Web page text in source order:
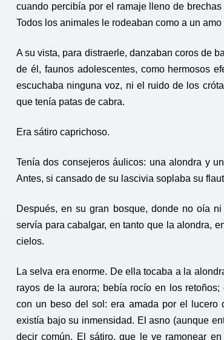
cuando percibía por el ramaje lleno de
Todos los animales le rodeaban como a un
A su vista, para distraerle, danzaban coros de
de él, faunos adolescentes, como hermosos
escuchaba ninguna voz, ni el ruido de los
que tenía patas de cabra.
Era sátiro caprichoso.
Tenía dos consejeros áulicos: una alondra y
Antes, si cansado de su lascivia soplaba su
Después, en su gran bosque, donde no oía
servía para cabalgar, en tanto que la alondra,
cielos.
La selva era enorme. De ella tocaba a la
rayos de la aurora; bebía rocío en los
con un beso del sol: era amada por el lucero
existía bajo su inmensidad. El asno (aunque
decir común. El sátiro, que le ve ramonear